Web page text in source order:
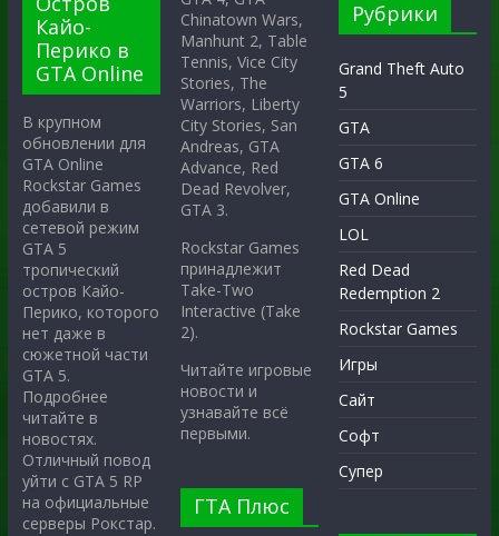
Кайо-
Перико в
GTA Online
В крупном
обновлении для
GTA Online
Rockstar Games
добавили в
сетевой режим
GTA 5
тропический
остров Кайо-
Перико, которого
нет даже в
сюжетной части
GTA 5.
Подробнее
читайте в
новостях.
Отличный повод
уйти с GTA 5 RP
на официальные
серверы Рокстар.
Chinatown Wars,
Manhunt 2, Table
Tennis, Vice City
Stories, The
Warriors, Liberty
City Stories, San
Andreas, GTA
Advance, Red
Dead Revolver,
GTA 3.
Rockstar Games
принадлежит
Take-Two
Interactive (Take
2).
Читайте игровые
новости и
узнавайте всё
первыми.
ГТА Плюс
Рубрики
Grand Theft Auto
5
GTA
GTA 6
GTA Online
LOL
Red Dead
Redemption 2
Rockstar Games
Игры
Сайт
Софт
Супер